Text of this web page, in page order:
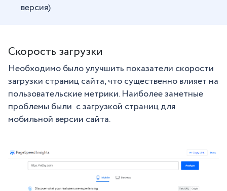
версия)
Скорость загрузки
Необходимо было улучшить показатели скорости
загрузки страниц сайта, что существенно влияет на
пользовательские метрики. Наиболее заметные
проблемы были с загрузкой страниц для
мобильной версии сайта.